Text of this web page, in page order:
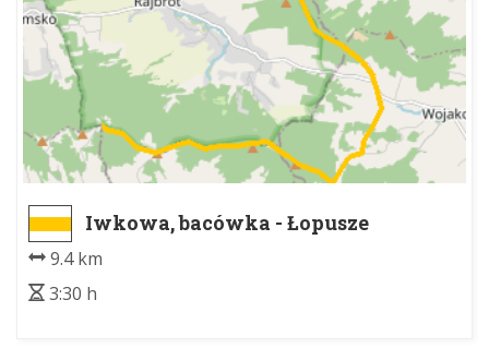
Iwkowa, bacówka - Łopusze
Wschodnie
9.4 km
3:30 h